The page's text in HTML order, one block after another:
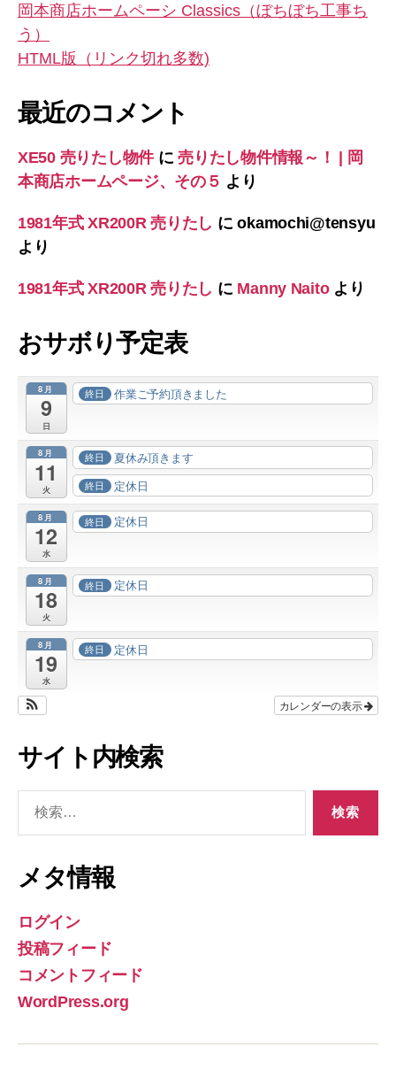
岡本商店ホームペーシ Classics（ぼちぼち工事ち
う）
HTML版（リンク切れ多数)
最近のコメント
XE50 売りたし物件に売りたし物件情報～！ | 岡
本商店ホームページ、その５ より
1981年式 XR200R 売りたし にokamochi@tensyu
より
1981年式 XR200R 売りたし に Manny Naitoより
おサボり予定表
8月
9
日
終日 作業ご予約頂きました
8月
11
火
終日 夏休み頂きます
終日 定休日
8月
12
水
終日 定休日
8月
18
火
終日 定休日
8月
19
水
終日 定休日
カレンダーの表示
サイト内検索
メタ情報
ログイン
投稿フィード
コメントフィード
WordPress.org